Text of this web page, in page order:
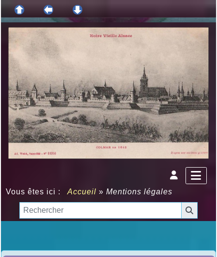
Vous êtes ici : Accueil » Mentions légales